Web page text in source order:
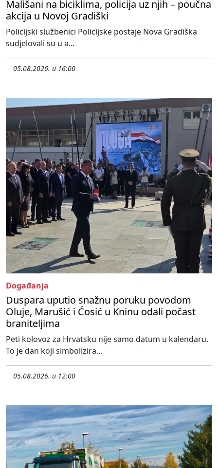
Mališani na biciklima, policija uz njih – poučna
akcija u Novoj Gradiški
Policijski službenici Policijske postaje Nova Gradiška
sudjelovali su u a...
05.08.2026. u 16:00
Događanja
Duspara uputio snažnu poruku povodom
Oluje, Marušić i Ćosić u Kninu odali počast
braniteljima
Peti kolovoz za Hrvatsku nije samo datum u kalendaru.
To je dan koji simbolizira...
05.08.2026. u 12:00